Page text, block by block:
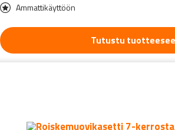
Ammattikäyttöön
Tutustu